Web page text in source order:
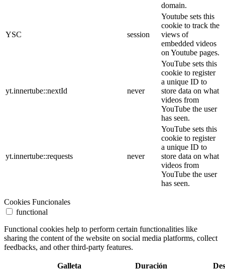
domain.
YSC session
Youtube sets this
cookie to track the
views of
embedded videos
on Youtube pages.
yt.innertube::nextId never
YouTube sets this
cookie to register
a unique ID to
store data on what
videos from
YouTube the user
has seen.
yt.innertube::requests never
YouTube sets this
cookie to register
a unique ID to
store data on what
videos from
YouTube the user
has seen.
Cookies Funcionales
functional
Functional cookies help to perform certain functionalities like
sharing the content of the website on social media platforms, collect
feedbacks, and other third-party features.
Galleta Duración